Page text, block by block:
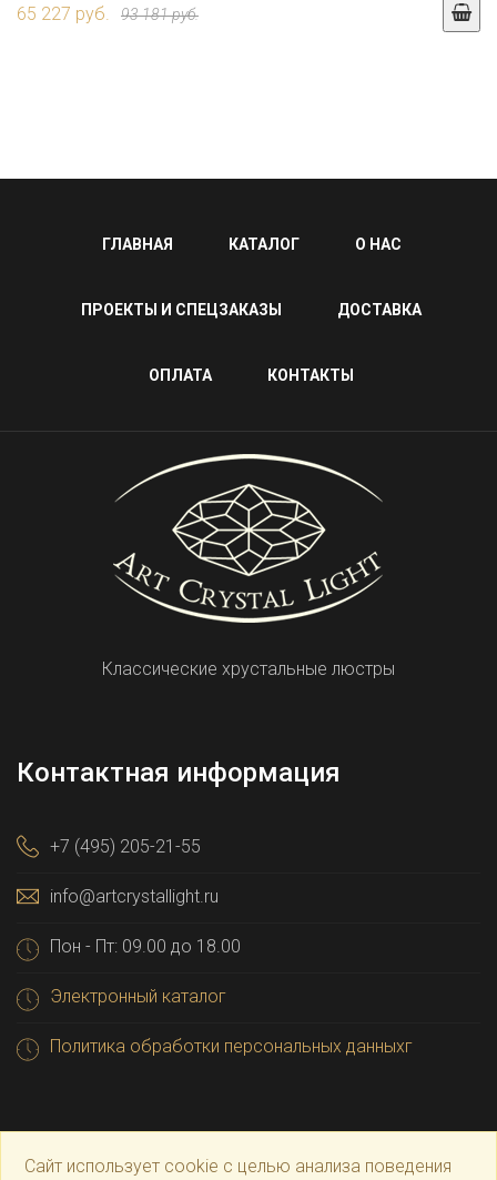
65 227 руб. 93 181 руб.
ГЛАВНАЯ КАТАЛОГ О НАС
ПРОЕКТЫ И СПЕЦЗАКАЗЫ ДОСТАВКА
ОПЛАТА КОНТАКТЫ
Классические хрустальные люстры
Контактная информация
+7 (495) 205-21-55
info@artcrystallight.ru
Пон - Пт: 09.00 до 18.00
Электронный каталог
Политика обработки персональных данныхг
Сайт использует cookie с целью анализа поведения